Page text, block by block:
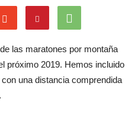
las maratones por montaña
próximo 2019. Hemos incluido
una distancia comprendida